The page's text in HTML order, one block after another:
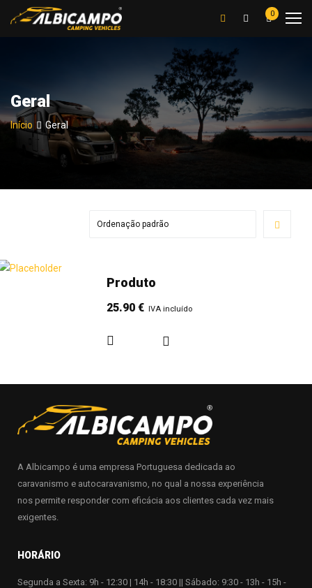
0
Geral
Início Geral
Produto
25.90€ IVA incluído
A Albicampo é uma empresa Portuguesa dedicada ao
caravanismo e autocaravanismo, no qual a nossa experiência
nos permite responder com eficácia aos clientes cada vez mais
exigentes.
HORÁRIO
Segunda a Sexta: 9h - 12:30 | 14h - 18:30 || Sábado: 9:30 - 13h - 15h -